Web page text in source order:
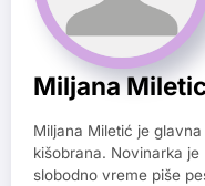
Miljana
Miljana Miletić je
kišobrana. Novinarka
slobodno vreme piše